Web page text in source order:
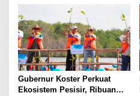
Kolaborasi Open Turnamen
Tenis Meja
Gubernur Koster Perkuat
Ekosistem Pesisir, Ribuan